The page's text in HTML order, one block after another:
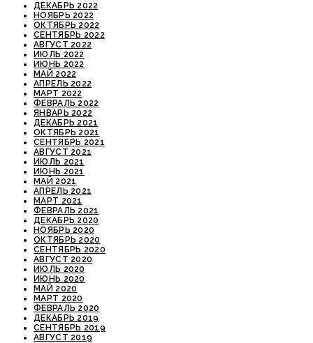
ДЕКАБРЬ 2022
НОЯБРЬ 2022
ОКТЯБРЬ 2022
СЕНТЯБРЬ 2022
АВГУСТ 2022
ИЮЛЬ 2022
ИЮНЬ 2022
МАЙ 2022
АПРЕЛЬ 2022
МАРТ 2022
ФЕВРАЛЬ 2022
ЯНВАРЬ 2022
ДЕКАБРЬ 2021
ОКТЯБРЬ 2021
СЕНТЯБРЬ 2021
АВГУСТ 2021
ИЮЛЬ 2021
ИЮНЬ 2021
МАЙ 2021
АПРЕЛЬ 2021
МАРТ 2021
ФЕВРАЛЬ 2021
ДЕКАБРЬ 2020
НОЯБРЬ 2020
ОКТЯБРЬ 2020
СЕНТЯБРЬ 2020
АВГУСТ 2020
ИЮЛЬ 2020
ИЮНЬ 2020
МАЙ 2020
МАРТ 2020
ФЕВРАЛЬ 2020
ДЕКАБРЬ 2019
СЕНТЯБРЬ 2019
АВГУСТ 2019